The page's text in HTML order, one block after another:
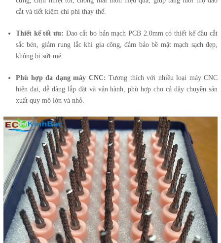
cắt và tiết kiệm chi phí thay thế.
Thiết kế tối ưu: Dao cắt bo bản mạch PCB 2.0mm có thiết kế đầu cắt
sắc bén, giảm rung lắc khi gia công, đảm bảo bề mặt mạch sạch đẹp,
không bị sứt mẻ.
Phù hợp đa dạng máy CNC: Tương thích với nhiều loại máy CNC
hiện đại, dễ dàng lắp đặt và vận hành, phù hợp cho cả dây chuyền sản
xuất quy mô lớn và nhỏ.